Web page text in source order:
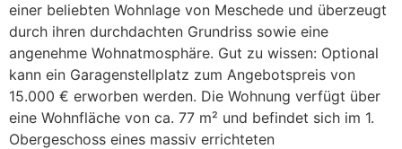
einer beliebten Wohnlage von Meschede und überzeugt
durch ihren durchdachten Grundriss sowie eine
angenehme Wohnatmosphäre. Gut zu wissen: Optional
kann ein Garagenstellplatz zum Angebotspreis von
15.000 € erworben werden. Die Wohnung verfügt über
eine Wohnfläche von ca. 77 m² und befindet sich im 1.
Obergeschoss eines massiv errichteten